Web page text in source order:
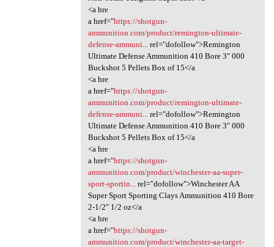
<a hre
a href="https://shotgun-
ammunition.com/product/remington-ultimate-
defense-ammuni...rel="dofollow">Remington
Ultimate Defense Ammunition 410 Bore 3″ 000
Buckshot 5 Pellets Box of 15</a
<a hre
a href="https://shotgun-
ammunition.com/product/remington-ultimate-
defense-ammuni...rel="dofollow">Remington
Ultimate Defense Ammunition 410 Bore 3″ 000
Buckshot 5 Pellets Box of 15</a
<a hre
a href="https://shotgun-
ammunition.com/product/winchester-aa-super-
sport-sportin...rel="dofollow">Winchester AA
Super Sport Sporting Clays Ammunition 410 Bore
2-1/2″ 1/2 oz</a
<a hre
a href="https://shotgun-
ammunition.com/product/winchester-aa-target-